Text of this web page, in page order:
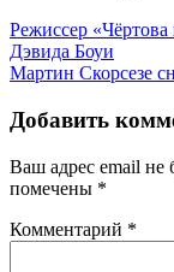
Режиссер
Дэвида Боуи
Мартин Скорсезе
Добавить
Ваш адрес email не
помечены *
Комментарий *